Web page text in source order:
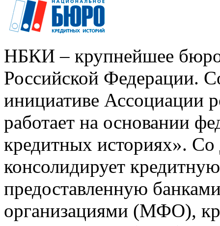
НБКИ – крупнейшее
Российской Федерации.
инициативе Ассоциации
работает на основании
кредитных историях».
консолидирует
предоставленную
организациями (МФО),